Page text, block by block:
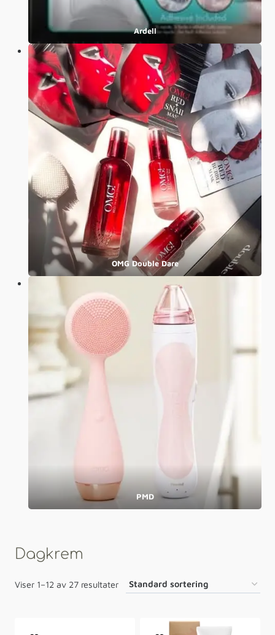
Ardell
OMG Double Dare
PMD
Dagkrem
Viser 1–12 av 27 resultater